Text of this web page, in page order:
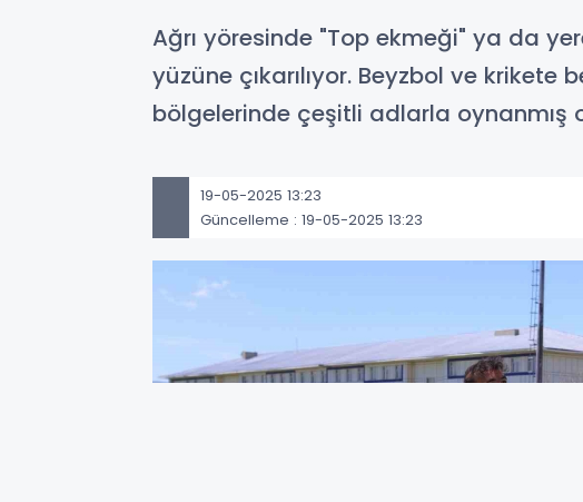
Ağrı yöresinde "Top ekmeği" ya da
yüzüne çıkarılıyor. Beyzbol ve
bölgelerinde çeşitli adlarla
19-05-2025 13:23
Güncelleme : 19-05-2025 13:23